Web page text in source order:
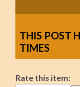
THIS POST
TIMES
Rate this item: